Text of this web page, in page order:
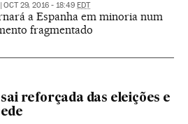
OCT 29, 2016 - 18:49 EDT
a Espanha em minoria num
fragmentado
reforçada das eleições e